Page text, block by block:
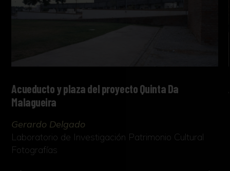
Acueducto y plaza del proyecto Quinta Da
Malagueira
Gerardo Delgado
Laboratorio de Investigación Patrimonio Cultural
Fotografías